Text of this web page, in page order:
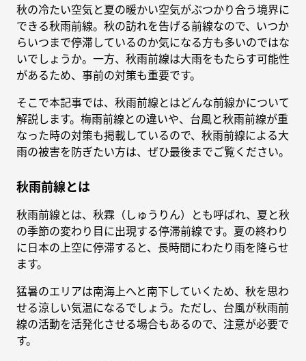
秋の冷たい空気と夏の暖かい空気がぶつかり合う境界に
できる秋雨前線。秋の訪れを告げる前線なので、いつか
らいつまで停滞しているのか気になる方も多いのではな
いでしょうか。一方、秋雨前線は大雨をもたらす可能性
があるため、事前の対策も重要です。
そこで本記事では、秋雨前線とはどんな前線かについて
解説します。梅雨前線との違いや、台風と秋雨前線が重
なった時の対策も掲載しているので、秋雨前線による大
雨の被害を防ぎたい方は、ぜひ最後までご覧ください。
秋雨前線とは
秋雨前線とは、秋霖（しゅうりん）とも呼ばれ、夏と秋
の季節の変わり目に出現する停滞前線です。夏の終わり
に日本の上空に停滞すると、長時間にわたり雨を降らせ
ます。
猛暑のエリアは南海上へと南下していくため、秋を思わ
せる涼しい気温になるでしょう。ただし、台風が秋雨前
線の活動を活発化させる場合もあるので、注意が必要で
す。